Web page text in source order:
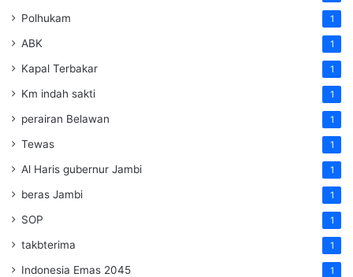
Polhukam 1
ABK 1
Kapal Terbakar 1
Km indah sakti 1
perairan Belawan 1
Tewas 1
Al Haris gubernur Jambi 1
beras Jambi 1
SOP 1
takbterima 1
Indonesia Emas 2045 1